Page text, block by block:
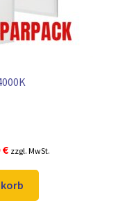
€Aktueller
Preis
ist:
99,99 €.
zzgl. MwSt.